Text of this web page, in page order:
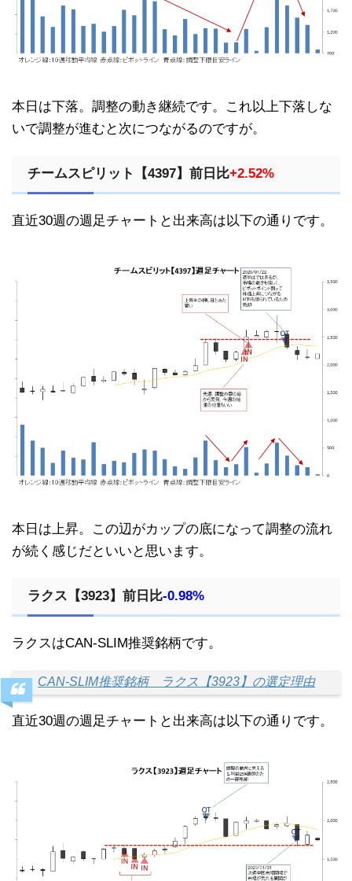
本日は下落。調整の動き継続です。これ以上下落しな
いで調整が進むと次につながるのですが。
チームスピリット【4397】前日比+2.52%
直近30週の週足チャートと出来高は以下の通りです。
本日は上昇。この辺がカップの底になって調整の流れ
が続く感じだといいと思います。
ラクス【3923】前日比-0.98%
ラクスはCAN-SLIM推奨銘柄です。
CAN-SLIM推奨銘柄 ラクス【3923】の選定理由
直近30週の週足チャートと出来高は以下の通りです。